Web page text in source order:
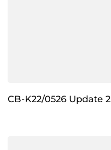
CB-K22/0526 Update 2